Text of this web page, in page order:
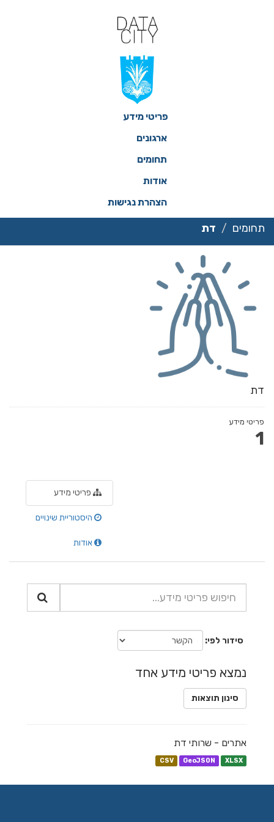
פריטי מידע
ארגונים
תחומים
אודות
הצהרת נגישות
תחומים דת
דת
פריטי מידע
1
פריטי מידע
היסטוריית שינויים
אודות
סידור לפי
נמצא פריטי מידע אחד
סינון תוצאות
אתרים - שרותי דת
CSV GeoJSON XLSX